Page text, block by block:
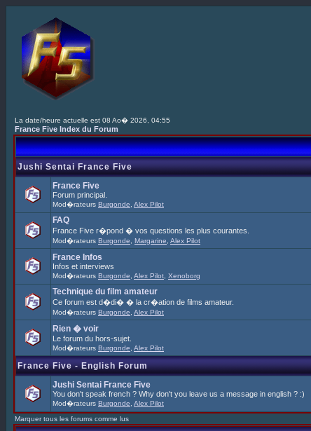
La date/heure actuelle est 08 Ao� 2026, 04:55
France Five Index du Forum
Jushi Sentai France Five
France Five
Forum principal.
Mod�rateurs Burgonde Alex Pilot
FAQ
France Five r�pond � vos questions les plus courantes.
Mod�rateurs Burgonde Margarine Alex Pilot
France Infos
Infos et interviews
Mod�rateurs Burgonde Alex Pilot Xenoborg
Technique du film amateur
Ce forum est d�di� � la cr�ation de films amateur.
Mod�rateurs Burgonde Alex Pilot
Rien � voir
Le forum du hors-sujet.
Mod�rateurs Burgonde Alex Pilot
France Five - English Forum
Jushi Sentai France Five
You don't speak french ? Why don't you leave us a message in english ? :)
Mod�rateurs Burgonde Alex Pilot
Marquer tous les forums comme lus